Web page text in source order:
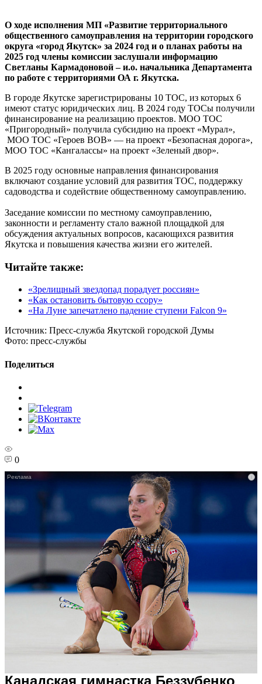
О ходе исполнения МП «Развитие территориального
общественного самоуправления на территории городского
округа «город Якутск» за 2024 год и о планах работы на
2025 год члены комиссии заслушали информацию
Светланы Кармадоновой – и.о. начальника Департамента
по работе с территориями ОА г. Якутска.
В городе Якутске зарегистрированы 10 ТОС, из которых 6
имеют статус юридических лиц. В 2024 году ТОСы получили
финансирование на реализацию проектов. МОО ТОС
«Пригородный» получила субсидию на проект «Мурал»,
МОО ТОС «Героев ВОВ» — на проект «Безопасная дорога»,
МОО ТОС «Кангалассы» на проект «Зеленый двор».
В 2025 году основные направления финансирования
включают создание условий для развития ТОС, поддержку
садоводства и содействие общественному самоуправлению.
Заседание комиссии по местному самоуправлению,
законности и регламенту стало важной площадкой для
обсуждения актуальных вопросов, касающихся развития
Якутска и повышения качества жизни его жителей.
Читайте также:
«Зрелищный звездопад порадует россиян»
«Как остановить бытовую ссору»
«На Луне запечатлено падение ступени Falcon 9»
Источник: Пресс-служба Якутской городской Думы
Фото: пресс-службы
Поделиться
0
i